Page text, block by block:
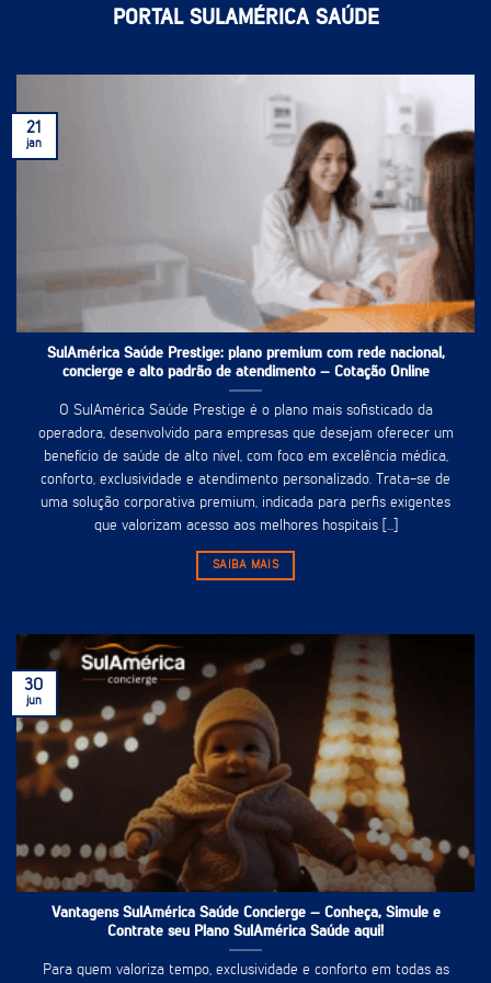
PORTAL SULAMÉRICA SAÚDE
SulAmérica Saúde Prestige: plano premium com rede nacional,
concierge e alto padrão de atendimento – Cotação Online
O SulAmérica Saúde Prestige é o plano mais sofisticado da
operadora, desenvolvido para empresas que desejam oferecer um
benefício de saúde de alto nível, com foco em excelência médica,
conforto, exclusividade e atendimento personalizado. Trata-se de
uma solução corporativa premium, indicada para perfis exigentes
que valorizam acesso aos melhores hospitais [...]
SAIBA MAIS
21
jan
Vantagens SulAmérica Saúde Concierge – Conheça, Simule e
Contrate seu Plano SulAmérica Saúde aqui!
Para quem valoriza tempo, exclusividade e conforto em todas as
30
jun